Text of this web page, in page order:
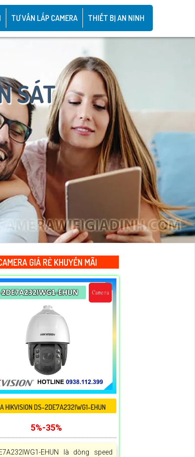
TƯ VẤN LẮP CAMERA THIẾT BỊ AN NINH
SÁT
GIÁ RẺ KHUYẾN MÃI
HIKVISION DS-2DE7A232IWG1-EHUN
5%-35%
EHUN là dòng speed